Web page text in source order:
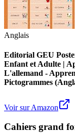
Anglais
Editorial GEU
Enfant et Adulte |
L'allemand -
Pictogrammes
Voir sur Amazon
Cahiers grand